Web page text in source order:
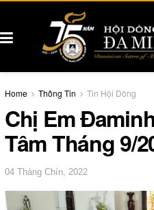
Home Thông Tin Tin Hội Dòng
Chị Em
Tâm Tháng 9/
04 Tháng Chín, 2022